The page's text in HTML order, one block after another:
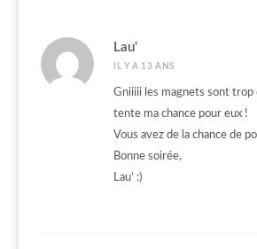
Lau'
IL Y A 13 ANS
Gniiiii les magnets sont trop
tente ma chance pour eux !
Vous avez de la chance de
Bonne soirée,
Lau’ :)